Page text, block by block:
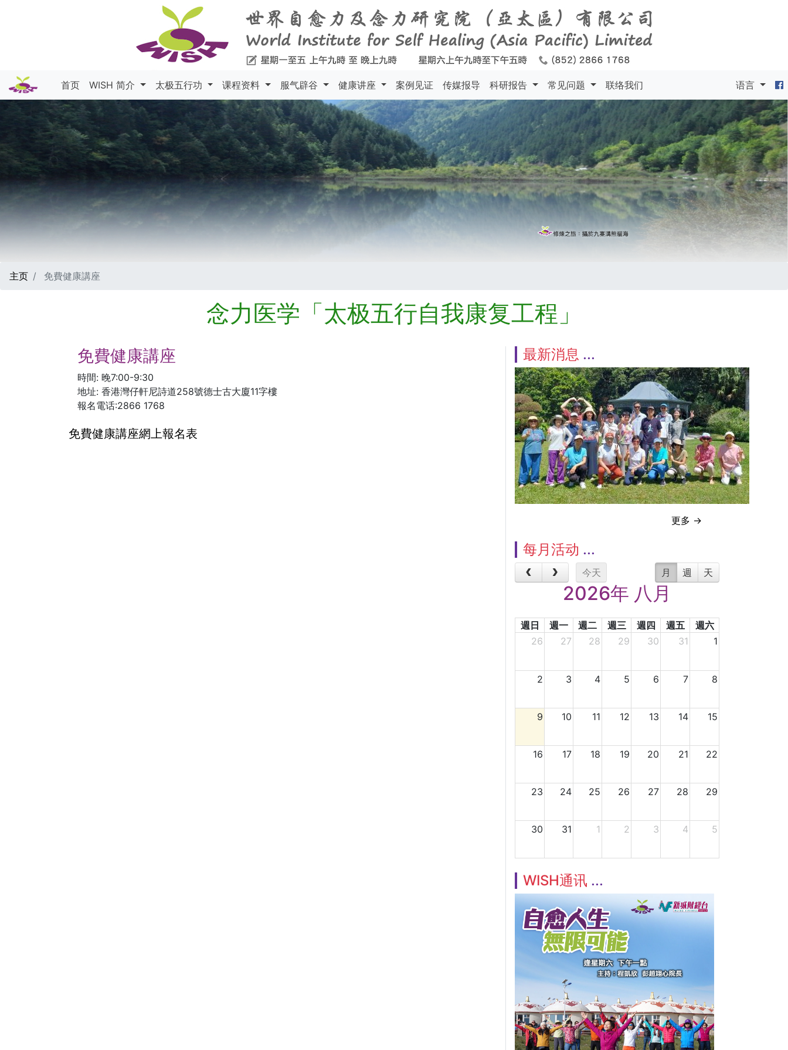
首页 WISH 简介 太极五行功 课程资料 服气辟谷 健康讲座 案例见证 传媒报导 科研报告 常见问题 联络我们 语言
主页 免費健康講座
念力医学「太极五行自我康复工程」
免費健康講座
時間: 晚7:00-9:30
地址: 香港灣仔軒尼詩道258號德士古大廈11字樓
報名電话:2866 1768
免費健康講座網上報名表
最新消息
更多 →
每月活动
今天 月 週 天
2026年 八月
週日 週一 週二 週三 週四 週五
週六
26
27 28 29 30 31 1
2 3 4 5 6 7 8
9 10 11 12 13 14 15
16 17 18 19 20 21 22
23 24 25 26 27 28 29
30 31 1 2 3 4 5
WISH通讯